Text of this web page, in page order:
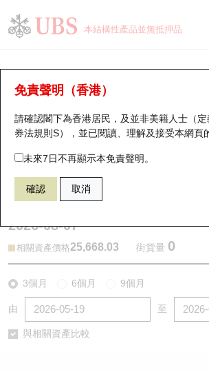
本結構性產品並無抵押品
免責聲明（香港）
請確認閣下為香港居民，及並非美籍人士（
券法規則S），並已閱讀、理解及接受本網頁
未來7日不再顯示本免責聲明。
確認 取消
牛熊證分析儀
表現 街貨統計 比較
58931 瑞銀熊證 HSI 恒生指數
2026-08-07
相關資產價格25,668.03 街貨量 0
3個月 6個月 9個月
由 至
與相關資產比較
瑞銀認股證一覽
新發行瑞銀認股證
即將到期認股證
認股證到期結算價查詢
認股證分析儀
認股證/牛熊證日誌
街貨統計
比較
牛熊全景快搜
牛熊證搜尋
牛熊證街貨分佈圖
正股牛熊證列表
新發行瑞銀牛熊證
牛熊證到期結算價查詢
街貨統計
比較
十大升幅/跌幅
十大認股證成交分佈
十天股證佔大市成交
資金流
街貨統計
正股分析儀
二十大活躍股份
恒指成份股
國指成份股
科指成份股
中資ETFs溢價比較
持股比重
顯示所有持股比重
每月輪證大市專題
輪證專欄
講座及教育短片
認股證投資者教育
牛熊證投資者教育